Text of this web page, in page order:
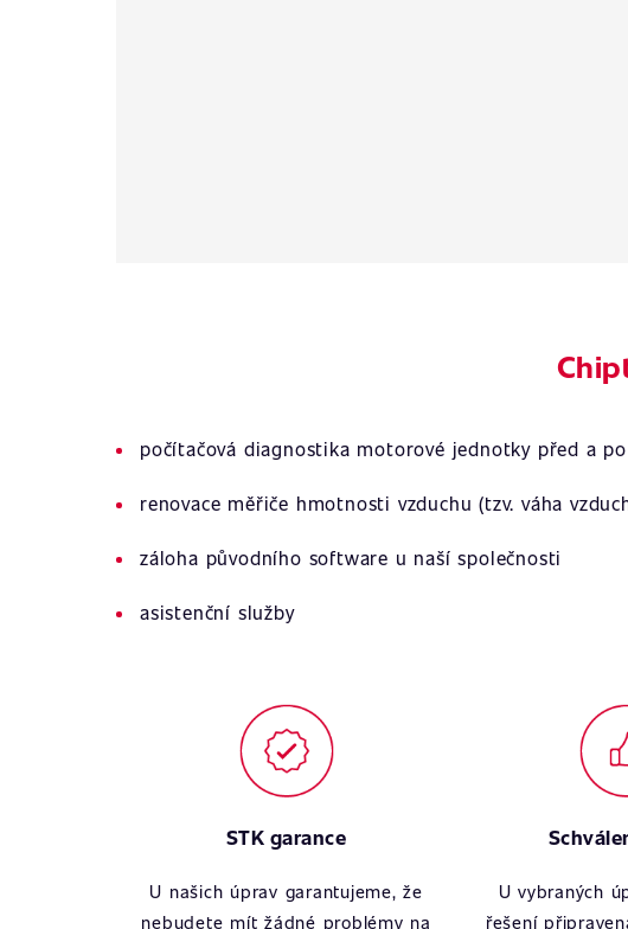
počítačová diagnostika motorové jednotky před a
renovace měřiče hmotnosti vzduchu (tzv. váha
záloha původního software u naší společnosti
asistenční služby
STK garance
U našich úprav garantujeme, že
nebudete mít žádné problémy na
U vybraných
řešení